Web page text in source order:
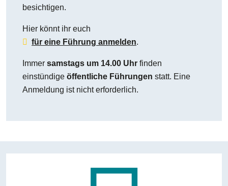
besichtigen.
Hier könnt ihr euch
für eine Führung anmelden.
Immer samstags um 14.00 Uhr finden
einstündige öffentliche Führungen statt. Eine
Anmeldung ist nicht erforderlich.